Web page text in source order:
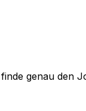
genau den